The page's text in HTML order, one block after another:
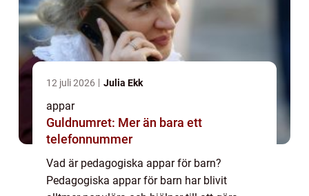
12 juli 2026 Julia Ekk
appar
Guldnumret: Mer än bara ett
telefonnummer
Vad är pedagogiska appar för barn?
Pedagogiska appar för barn har blivit